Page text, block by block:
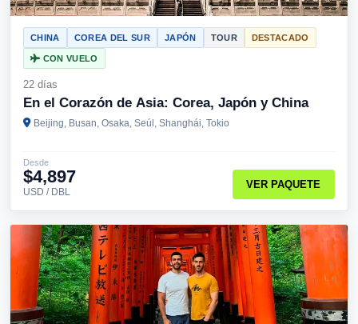
CHINA COREA DEL SUR JAPÓN TOUR DESTACADO
CON VUELO
22 días
En el Corazón de Asia: Corea, Japón y China
Beijing, Busan, Osaka, Seúl, Shanghái, Tokio
Desde
$4,897
USD / DBL
VER PAQUETE